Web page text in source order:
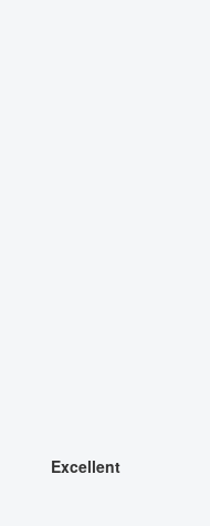
Excellent